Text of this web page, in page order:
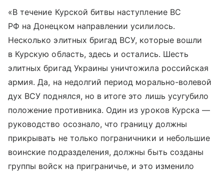
«В течение Курской битвы наступление ВС
РФ на Донецком направлении усилилось.
Несколько элитных бригад ВСУ, которые вошли
в Курскую область, здесь и остались. Шесть
элитных бригад Украины уничтожила российская
армия. Да, на недолгий период морально-волевой
дух ВСУ поднялся, но в итоге это лишь усугубило
положение противника. Один из уроков Курска —
руководство осознало, что границу должны
прикрывать не только пограничники и небольшие
воинские подразделения, должны быть созданы
группы войск на приграничье, и это изменило